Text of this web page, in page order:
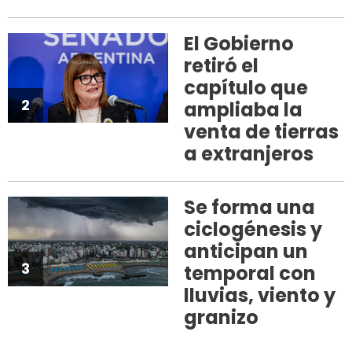
2
El Gobierno
retiró el
capítulo que
ampliaba la
venta de tierras
a extranjeros
3
Se forma una
ciclogénesis y
anticipan un
temporal con
lluvias, viento y
granizo